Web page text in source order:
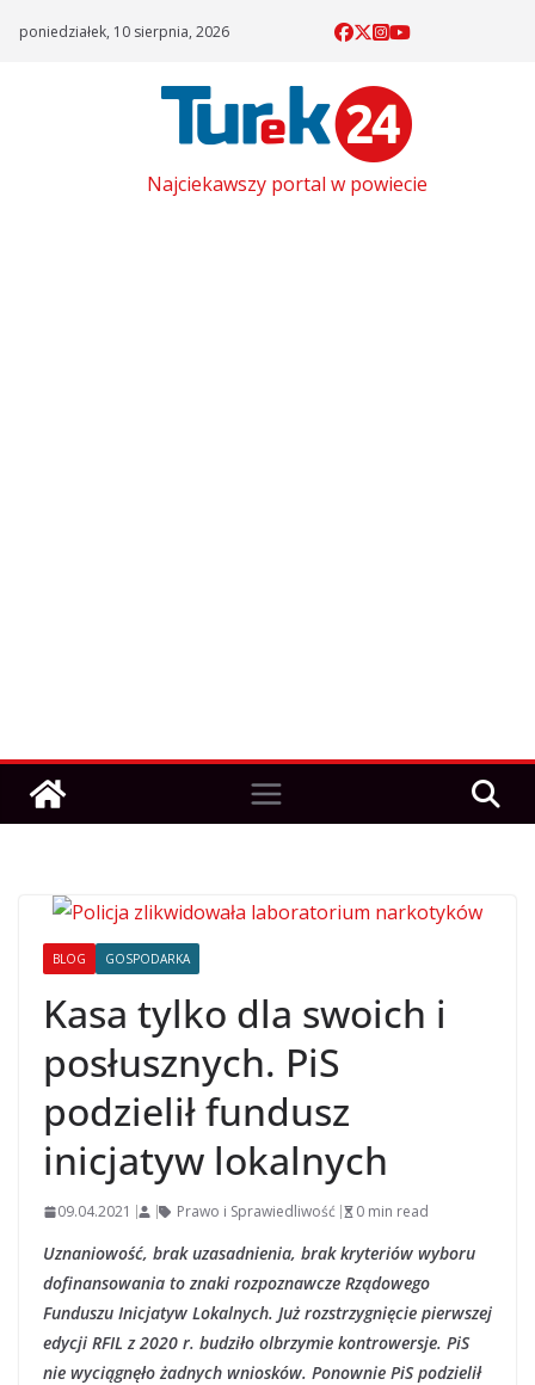
poniedziałek, 10 sierpnia, 2026
Najciekawszy portal w powiecie
BLOG GOSPODARKA
Kasa tylko dla swoich i
posłusznych. PiS
podzielił fundusz
inicjatyw lokalnych
09.04.2021 Prawo i Sprawiedliwość 0 min read
Uznaniowość, brak uzasadnienia, brak kryteriów wyboru
dofinansowania to znaki rozpoznawcze Rządowego
Funduszu Inicjatyw Lokalnych. Już rozstrzygnięcie pierwszej
edycji RFIL z 2020 r. budziło olbrzymie kontrowersje. PiS
nie wyciągnęło żadnych wniosków. Ponownie PiS podzielił